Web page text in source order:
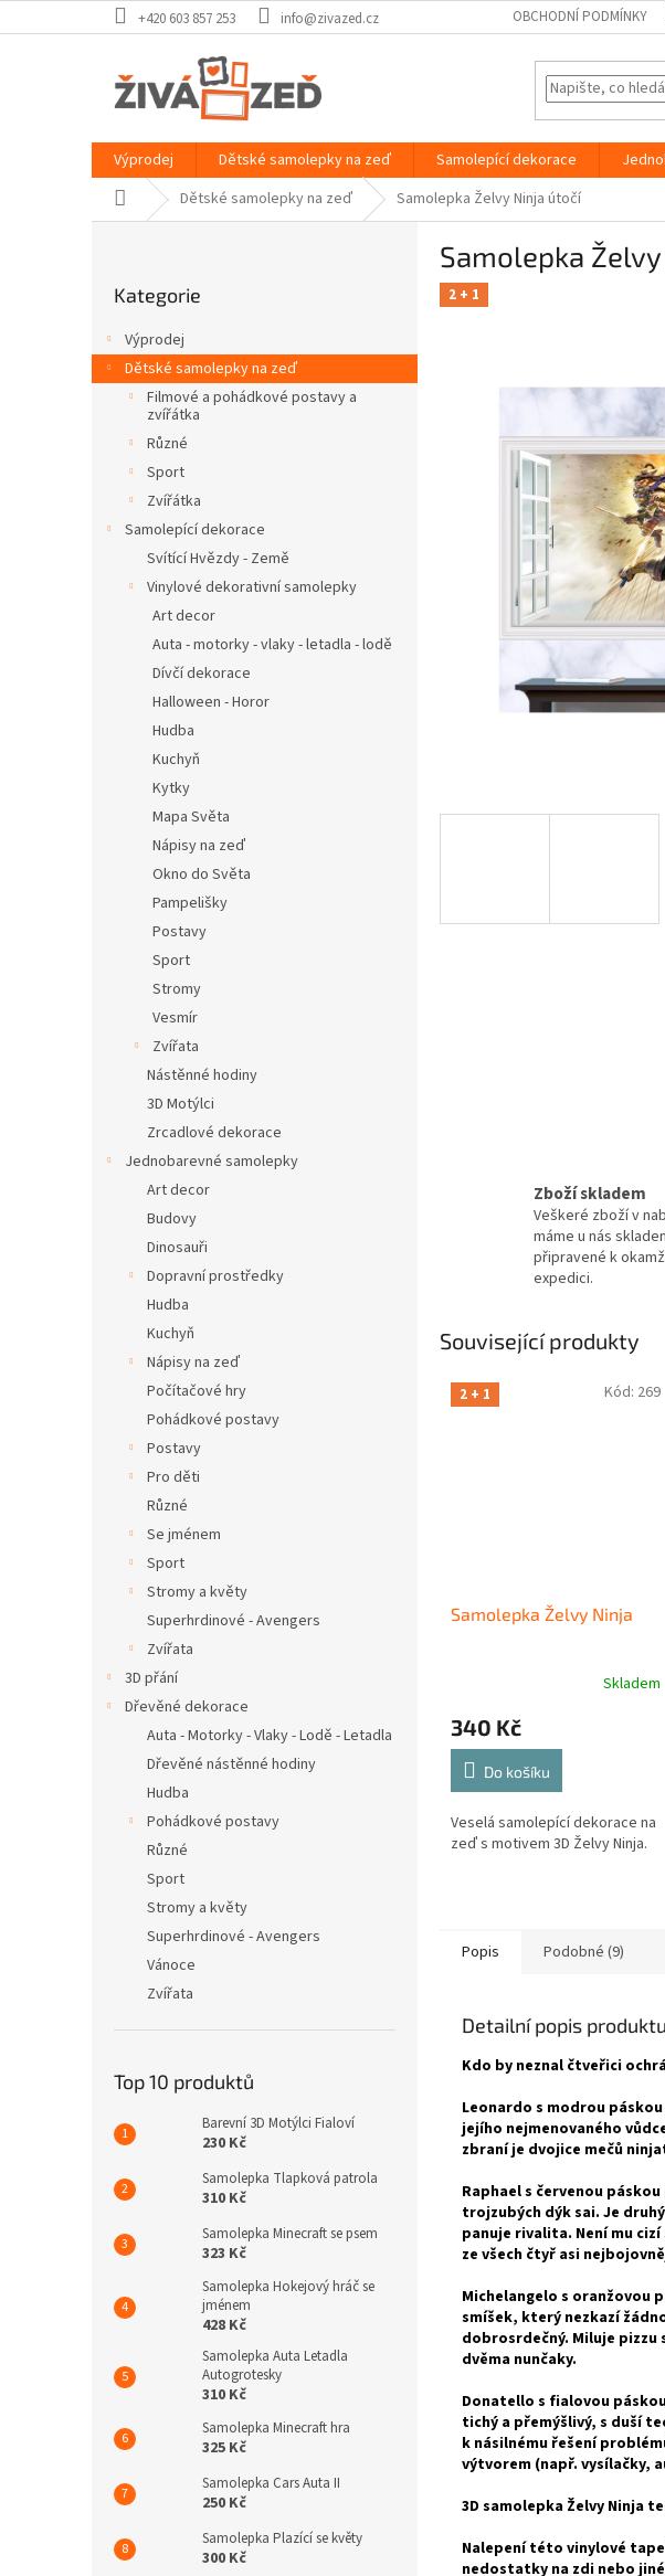
na
+420 603 857 253 info@zivazed.cz OBCHODNÍ PODMÍNKY
Výprodej Dětské samolepky na zeď Samolepící dekorace
Domů Dětské samolepky na zeď Samolepka Želvy Ninja útočí
a
n
kategorie
Kategorie
Výprodej
Dětské samolepky na zeď
Filmové a pohádkové postavy a
zvířátka
Různé
Sport
Zvířátka
Samolepící dekorace
Svítící Hvězdy - Země
Vinylové dekorativní samolepky
Art decor
Auta - motorky - vlaky - letadla - lodě
Dívčí dekorace
Halloween - Horor
Hudba
Kuchyň
Kytky
Mapa Světa
Nápisy na zeď
Okno do Světa
Pampelišky
Postavy
Sport
Stromy
Vesmír
Zvířata
Nástěnné hodiny
3D Motýlci
Zrcadlové dekorace
Jednobarevné samolepky
Art decor
Budovy
Dinosauři
Dopravní prostředky
Hudba
Kuchyň
Nápisy na zeď
Počítačové hry
Pohádkové postavy
Postavy
Pro děti
Různé
Se jménem
Sport
Stromy a květy
Superhrdinové - Avengers
Zvířata
3D přání
Dřevěné dekorace
Auta - Motorky - Vlaky - Lodě - Letadla
Dřevěné nástěnné hodiny
Hudba
Pohádkové postavy
Různé
Sport
Stromy a květy
Superhrdinové - Avengers
Vánoce
Zvířata
Top 10 produktů
Barevní 3D Motýlci Fialoví
230 Kč
Samolepka Tlapková patrola
310 Kč
Samolepka Minecraft se psem
323 Kč
Samolepka Hokejový hráč se
jménem
428 Kč
Samolepka Auta Letadla
Autogrotesky
310 Kč
Samolepka Minecraft hra
325 Kč
Samolepka Cars Auta II
250 Kč
Samolepka Plazící se květy
300 Kč
Samolepka
2 + 1
Zboží skladem
Veškeré zboží v
máme u nás
připravené k
expedici.
Související produkty
2 + 1
Samolepka Želvy Ninja
Skladem
340 Kč
Do košíku
Veselá samolepící dekorace na
zeď s motivem 3D Želvy Ninja.
Kód: 269
Popis Podobné (9)
Detailní popis produktu
Kdo by neznal čtveřici
Leonardo s modrou
jejího nejmenovaného
zbraní je dvojice mečů
Raphael s červenou
trojzubých dýk sai. Je
panuje rivalita. Není mu
ze všech čtyř asi
Michelangelo s oranžovou
smíšek, který nezkazí
dobrosrdečný. Miluje pizzu
dvěma nunčaky.
Donatello s fialovou
tichý a přemýšlivý, s duší
k násilnému řešení
výtvorem (např. vysílačky,
3D samolepka Želvy Ninja
Nalepení této vinylové
nedostatky na zdi nebo